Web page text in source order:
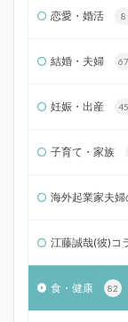
恋愛・婚活 8
結婚・夫婦 67
妊娠・出産 45
子育て・家族
海外起業家夫
江藤誠哉(彼)コ
食・健康 82